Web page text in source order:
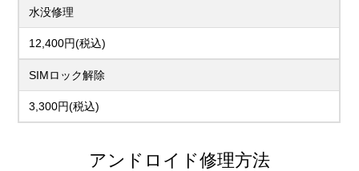
水没修理
12,400円(税込)
SIMロック解除
3,300円(税込)
アンドロイド修理方法